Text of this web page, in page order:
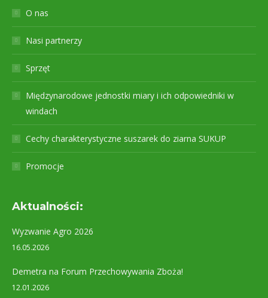
O nas
Nasi partnerzy
Sprzęt
Międzynarodowe jednostki miary i ich odpowiedniki w
windach
Cechy charakterystyczne suszarek do ziarna SUKUP
Promocje
Aktualności:
Wyzwanie Agro 2026
16.05.2026
Demetra na Forum Przechowywania Zboża!
12.01.2026